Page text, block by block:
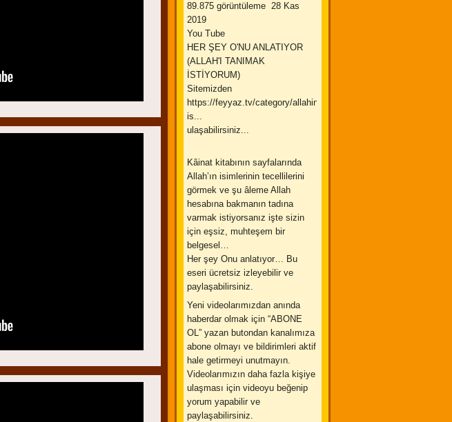
89.875 görüntüleme 28 Kas
2019
You Tube
HER ŞEY O'NU ANLATIYOR
(ALLAH'I TANIMAK
İSTİYORUM)
Sitemizden
https://feyyaz.tv/category/allahin-
is...
ulaşabilirsiniz...
Kâinat kitabının sayfalarında
Allah’ın isimlerinin tecellilerini
görmek ve şu âleme Allah
hesabına bakmanın tadına
varmak istiyorsanız işte sizin
için eşsiz, muhteşem bir
belgesel…
Her şey Onu anlatıyor… Bu
eseri ücretsiz izleyebilir ve
paylaşabilirsiniz.
Yeni videolarımızdan anında
haberdar olmak için “ABONE
OL” yazan butondan kanalımıza
abone olmayı ve bildirimleri aktif
hale getirmeyi unutmayın.
Videolarımızın daha fazla kişiye
ulaşması için videoyu beğenip
yorum yapabilir ve
paylaşabilirsiniz.